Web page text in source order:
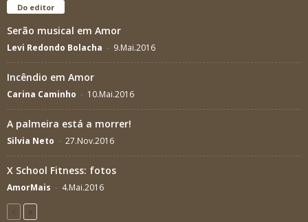
Do editor
Serão musical em Amor
Levi Redondo Bolacha - 9.Mai.2016
Incêndio em Amor
Carina Caminho - 10.Mai.2016
A palmeira está a morrer!
Silvia Neto - 27.Nov.2016
X School Fitness: fotos
AmorMais - 4.Mai.2016